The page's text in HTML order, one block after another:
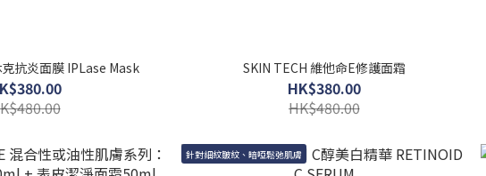
SKIN TECH 熱休克抗炎面膜 IPLase Mask SKIN TECH 維他命E修護面霜
HK$380.00
HK$480.00
針對細紋皺紋、暗啞鬆弛肌膚